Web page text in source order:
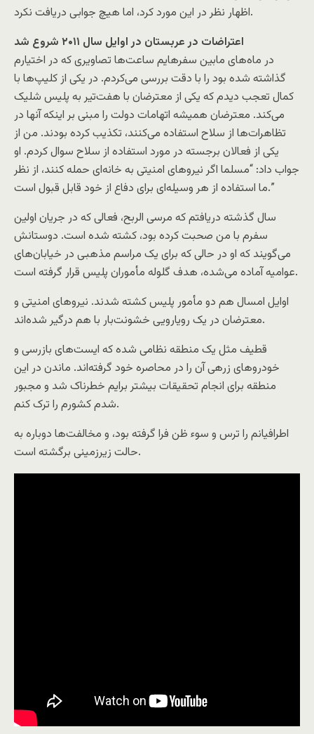
اظهار نظر در این مورد کرد، اما هیچ جوابی دریافت نکرد.
اعتراضات در عربستان در اوایل سال ۲۰۱۱ شروع شد
در ماه‌های مابین سفرهایم ساعت‌ها تصاویری که در اختیارم
گذاشته شده بود را با دقت بررسی می‌کردم. در یکی از کلیپ‌ها با
کمال تعجب دیدم که یکی از معترضان با هفت‌تیر به پلیس شلیک
می‌کند. معترضان همیشه اتهامات دولت را مبنی بر اینکه آنها در
تظاهرات‌ها از سلاح استفاده می‌کنند، تکذیب کرده بودند. من از
یکی از فعالان برجسته در مورد استفاده از سلاح سوال کردم. او
جواب داد: “مسلما اگر نیروهای امنیتی به خانه‌ای حمله کنند، از نظر
ما استفاده از هر وسیله‌ای برای دفاع از خود قابل قبول است.”
سال گذشته دریافتم که مرسی الربح، فعالی که در جریان اولین
سفرم با من صحبت کرده بود، کشته شده است. دوستانش
می‌گویند که او در حالی که برای یک مراسم مذهبی در خیابان‌های
عوامیه آماده می‌شده، هدف گلوله مأموران پلیس قرار گرفته است.
اوایل امسال هم دو مأمور پلیس کشته شدند. نیروهای امنیتی و
معترضان در یک رویارویی خشونت‌بار با هم درگیر شده‌اند.
قطیف مثل یک منطقه نظامی شده که ایست‌های بازرسی و
خودروهای زرهی آن را در محاصره خود گرفته‌اند. ماندن در این
منطقه برای انجام تحقیقات بیشتر برایم خطرناک شد و مجبور
شدم کشورم را ترک کنم.
اطرافیانم را ترس و سوء ظن فرا گرفته بود، و مخالفت‌ها دوباره به
حالت زیرزمینی برگشته است.